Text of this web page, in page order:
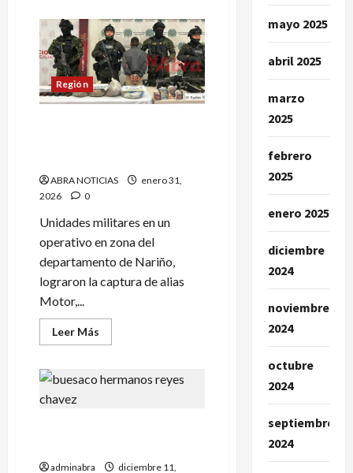
Esta
es
la
queja
que
radicaron
en
la
Región
ABRA NOTICIAS
enero 31,
2026
0
Unidades militares en un
operativo en zona del
departamento de Nariño,
lograron la captura de alias
Motor,...
Leer Más
más
Militares
capturan
terror
adminabra diciembre 11,
mayo 2025
abril 2025
marzo
2025
febrero
2025
enero 2025
diciembre
2024
noviembre
2024
octubre
2024
septiembre
2024